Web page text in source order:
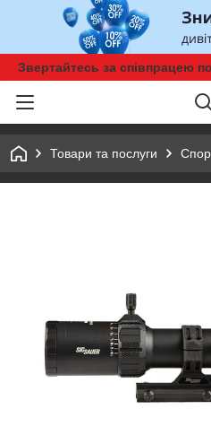
Звертайтесь за співпрацею
Товари та послуги